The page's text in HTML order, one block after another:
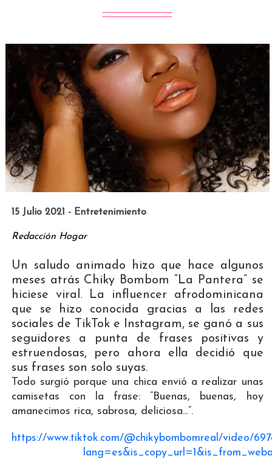
15 Julio 2021 - Entretenimiento
Redacción Hogar
Un saludo animado hizo que hace algunos
meses atrás Chiky Bombom “La Pantera” se
hiciese viral. La influencer afrodominicana
que se hizo conocida gracias a las redes
sociales de TikTok e Instagram, se ganó a sus
seguidores a punta de frases positivas y
estruendosas, pero ahora ella decidió que
sus frases son solo suyas.
Todo surgió porque una chica envió a realizar unas
camisetas con la frase: “Buenas, buenas, hoy
amanecimos rica, sabrosa, deliciosa...”.
https://www.tiktok.com/@chikybombomreal/video/